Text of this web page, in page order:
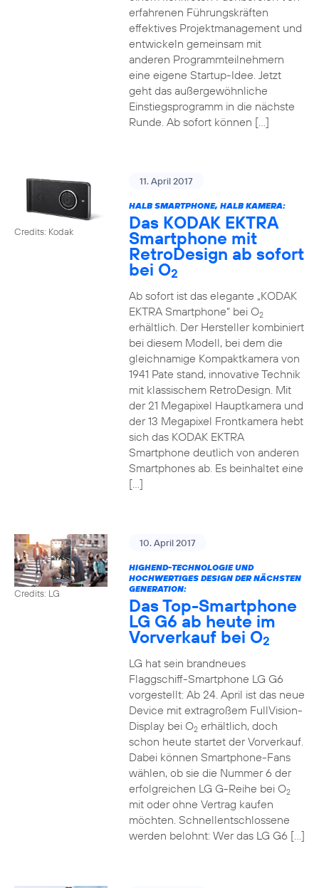
erfahrenen Führungskräften
effektives Projektmanagement und
entwickeln gemeinsam mit
anderen Programmteilnehmern
eine eigene Startup-Idee. Jetzt
geht das außergewöhnliche
Einstiegsprogramm in die nächste
Runde. Ab sofort können […]
Credits: Kodak
11. April 2017
HALB SMARTPHONE, HALB KAMERA:
Das KODAK EKTRA
Smartphone mit
RetroDesign ab sofort
bei O2
Ab sofort ist das elegante „KODAK
EKTRA Smartphone“ bei O2
erhältlich. Der Hersteller kombiniert
bei diesem Modell, bei dem die
gleichnamige Kompaktkamera von
1941 Pate stand, innovative Technik
mit klassischem RetroDesign. Mit
der 21 Megapixel Hauptkamera und
der 13 Megapixel Frontkamera hebt
sich das KODAK EKTRA
Smartphone deutlich von anderen
Smartphones ab. Es beinhaltet eine
[…]
Credits: LG
10. April 2017
HIGHEND-TECHNOLOGIE UND
HOCHWERTIGES DESIGN DER NÄCHSTEN
GENERATION:
Das Top-Smartphone
LG G6 ab heute im
Vorverkauf bei O2
LG hat sein brandneues
Flaggschiff-Smartphone LG G6
vorgestellt: Ab 24. April ist das neue
Device mit extragroßem FullVision-
Display bei O2erhältlich, doch
schon heute startet der Vorverkauf.
Dabei können Smartphone-Fans
wählen, ob sie die Nummer 6 der
erfolgreichen LG G-Reihe bei O2
mit oder ohne Vertrag kaufen
möchten. Schnellentschlossene
werden belohnt: Wer das LG G6 […]